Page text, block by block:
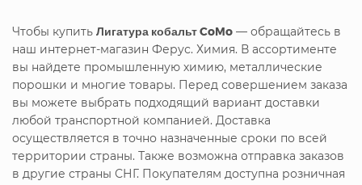
Чтобы купить Лигатура кобальт CoMo — обращайтесь в
наш интернет-магазин Ферус. Химия. В ассортименте
вы найдете промышленную химию, металлические
порошки и многие товары. Перед совершением заказа
вы можете выбрать подходящий вариант доставки
любой транспортной компанией. Доставка
осуществляется в точно назначенные сроки по всей
территории страны. Также возможна отправка заказов
в другие страны СНГ. Покупателям доступна розничная